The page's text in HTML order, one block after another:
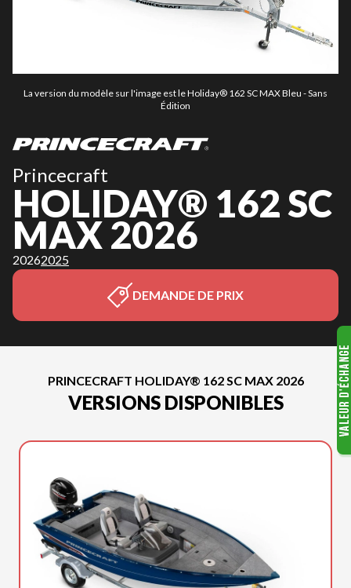
La version du modèle sur l'image est le Holiday® 162 SC MAX Bleu - Sans
Édition
Princecraft
HOLIDAY® 162 SC
MAX 2026
20262025
DEMANDE DE PRIX
PRINCECRAFT HOLIDAY® 162 SC MAX 2026
VERSIONS DISPONIBLES